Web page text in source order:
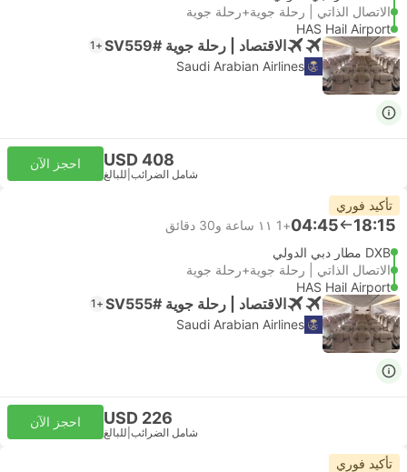
الاتصال الذاتي | رحلة جوية+رحلة جوية
HAS Hail Airport
الاقتصاد | رحلة جوية #SV559 +1
Saudi Arabian Airlines
USD 408
شامل الضرائب للبالغ
احجز الآن
تأكيد فوري
18:15
04:45
+1
١١ ساعة و‫30 دقائق
DXB مطار دبي الدولي
الاتصال الذاتي | رحلة جوية+رحلة جوية
HAS Hail Airport
الاقتصاد | رحلة جوية #SV555 +1
Saudi Arabian Airlines
USD 226
شامل الضرائب للبالغ
احجز الآن
تأكيد فوري